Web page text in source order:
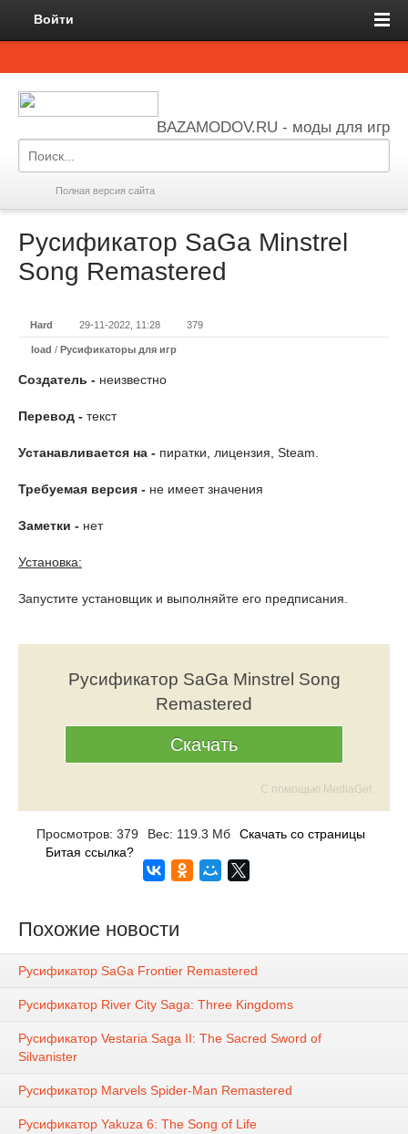
Войти
BAZAMODOV.RU - моды для игр
Полная версия сайта
Русификатор SaGa Minstrel
Song Remastered
Hard 29-11-2022, 11:28 379
load / Русификаторы для игр
Создатель - неизвестно
Перевод - текст
Устанавливается на - пиратки, лицензия, Steam.
Требуемая версия - не имеет значения
Заметки - нет
Установка:
Запустите установщик и выполняйте его предписания.
Русификатор SaGa Minstrel Song
Remastered
Скачать
С помощью MediaGet
Просмотров: 379 Вес: 119.3 Мб
Скачать со страницы
Битая ссылка?
Похожие новости
Русификатор SaGa Frontier Remastered
Русификатор River City Saga: Three Kingdoms
Русификатор Vestaria Saga II: The Sacred Sword of
Silvanister
Русификатор Marvels Spider-Man Remastered
Русификатор Yakuza 6: The Song of Life